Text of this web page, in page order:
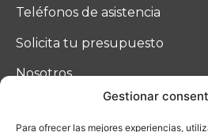
Gestionar
Para ofrecer las mejores experiencias,
Teléfonos de asistencia
Solicita tu presupuesto
Nosotros